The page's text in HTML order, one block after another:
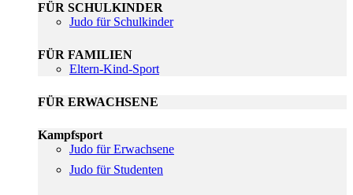
FÜR SCHULKINDER
Judo für Schulkinder
FÜR FAMILIEN
Eltern-Kind-Sport
FÜR ERWACHSENE
Kampfsport
Judo für Erwachsene
Judo für Studenten